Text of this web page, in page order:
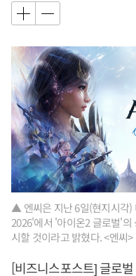
▲ 엔씨은 지난 6일(현지시각)
2026'에서 '아이온2 글로벌'의
시할 것이라고 밝혔다. <엔씨>
[비즈니스포스트] 글로